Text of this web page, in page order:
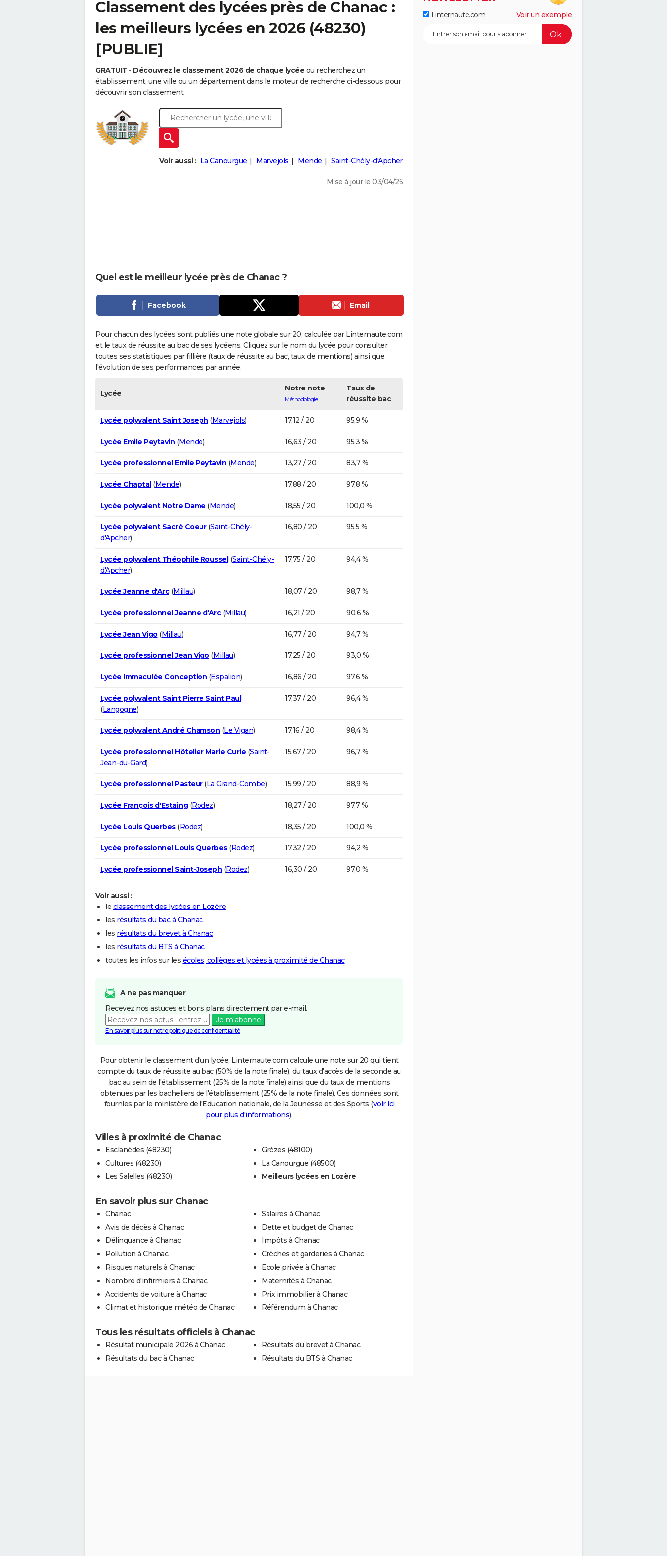
Classement des lycées près de Chanac :
les meilleurs lycées en 2026 (48230)
[PUBLIE]
GRATUIT - Découvrez le classement 2026 de chaque lycée ou recherchez un
établissement, une ville ou un département dans le moteur de recherche ci-dessous pour
découvrir son classement.
Voir aussi : La Canourgue Marvejols Mende Saint-Chély-d'Apcher
Mise à jour le 03/04/26
Quel est le meilleur lycée près de Chanac ?
Facebook Email
Pour chacun des lycées sont publiés une note globale sur 20, calculée par Linternaute.com
et le taux de réussite au bac de ses lycéens. Cliquez sur le nom du lycée pour consulter
toutes ses statistiques par fillière (taux de réussite au bac, taux de mentions) ainsi que
l'évolution de ses performances par année.
Lycée
Notre note
Méthodologie
Taux de
réussite bac
Lycée polyvalent Saint Joseph (Marvejols) 17,12 / 20 95,9 %
Lycée Emile Peytavin (Mende) 16,63 / 20 95,3 %
Lycée professionnel Emile Peytavin (Mende) 13,27 / 20 83,7 %
Lycée Chaptal(Mende) 17,88 / 20 97,8 %
Lycée polyvalent Notre Dame (Mende) 18,55 / 20 100,0 %
Lycée polyvalent Sacré Coeur(Saint-Chély-
d'Apcher)
16,80 / 20 95,5 %
Lycée polyvalent Théophile Roussel(Saint-Chély-
d'Apcher)
17,75 / 20 94,4 %
Lycée Jeanne d'Arc(Millau) 18,07 / 20 98,7 %
Lycée professionnel Jeanne d'Arc(Millau) 16,21 / 20 90,6 %
Lycée Jean Vigo (Millau) 16,77 / 20 94,7 %
Lycée professionnel Jean Vigo (Millau) 17,25 / 20 93,0 %
Lycée Immaculée Conception (Espalion) 16,86 / 20 97,6 %
Lycée polyvalent Saint Pierre Saint Paul
(Langogne)
17,37 / 20 96,4 %
Lycée polyvalent André Chamson (Le Vigan) 17,16 / 20 98,4 %
Lycée professionnel Hôtelier Marie Curie (Saint-
Jean-du-Gard)
15,67 / 20 96,7 %
Lycée professionnel Pasteur(La Grand-Combe) 15,99 / 20 88,9 %
Lycée François d'Estaing(Rodez) 18,27 / 20 97,7 %
Lycée Louis Querbes(Rodez) 18,35 / 20 100,0 %
Lycée professionnel Louis Querbes(Rodez) 17,32 / 20 94,2 %
Lycée professionnel Saint-Joseph (Rodez) 16,30 / 20 97,0 %
Voir aussi :
le classement des lycées en Lozère
les résultats du bac à Chanac
les résultats du brevet à Chanac
les résultats du BTS à Chanac
toutes les infos sur les écoles, collèges et lycées à proximité de Chanac
A ne pas manquer
Recevez nos astuces et bons plans directement par e-mail.
Je m'abonne
En savoir plus sur notre politique de confidentialité
Pour obtenir le classement d'un lycée, Linternaute.com calcule une note sur 20 qui tient
compte du taux de réussite au bac (50% de la note finale), du taux d'accès de la seconde au
bac au sein de l'établissement (25% de la note finale) ainsi que du taux de mentions
obtenues par les bacheliers de l'établissement (25% de la note finale). Ces données sont
fournies par le ministère de l'Education nationale, de la Jeunesse et des Sports (voir ici
pour plus d'informations).
Villes à proximité de Chanac
Esclanèdes (48230)
Cultures (48230)
Les Salelles (48230)
Grèzes (48100)
La Canourgue (48500)
Meilleurs lycées en Lozère
En savoir plus sur Chanac
Chanac
Avis de décès à Chanac
Délinquance à Chanac
Pollution à Chanac
Risques naturels à Chanac
Nombre d'infirmiers à Chanac
Accidents de voiture à Chanac
Climat et historique météo de Chanac
Salaires à Chanac
Dette et budget de Chanac
Impôts à Chanac
Crèches et garderies à Chanac
Ecole privée à Chanac
Maternités à Chanac
Prix immobilier à Chanac
Référendum à Chanac
Tous les résultats officiels à Chanac
Résultat municipale 2026 à Chanac
Résultats du bac à Chanac
Résultats du brevet à Chanac
Résultats du BTS à Chanac
Linternaute.com Voir un exemple